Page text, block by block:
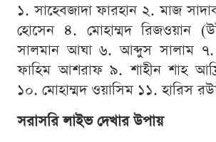
১. সাহেবজাদা ফারহান ২. মাজ
হোসেন ৪. মোহাম্মদ রিজওয়ান
সালমান আঘা ৬. আব্দুস সালাম
ফাহিম আশরাফ ৯. শাহীন শাহ
১০. মোহাম্মদ ওয়াসিম ১১. হারিস
সরাসরি লাইভ দেখার উপায়